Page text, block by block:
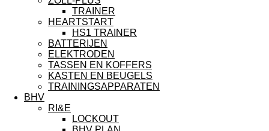
TRAINER
HEARTSTART
HS1 TRAINER
BATTERIJEN
ELEKTRODEN
TASSEN EN KOFFERS
KASTEN EN BEUGELS
TRAININGSAPPARATEN
BHV
RI&E
LOCKOUT